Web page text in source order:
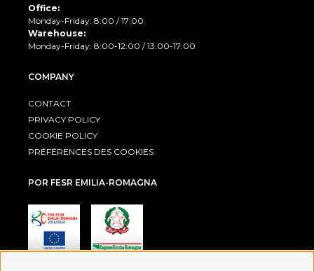
Office:
Monday-Friday: 8:00 / 17:00
Warehouse:
Monday-Friday: 8:00-12:00 / 13:00-17:00
COMPANY
CONTACT
PRIVACY POLICY
COOKIE POLICY
PRÉFÉRENCES DES COOKIES
POR FESR EMILIA-ROMAGNA